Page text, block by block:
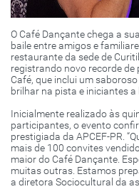
O Café Dançante chega a
baile entre amigos e
restaurante da sede de
registrando novo recorde de
Café, que inclui um
brilhar na pista e iniciantes
Inicialmente realizado às
participantes, o evento
prestigiada da APCEF-PR.
mais de 100 convites
maior do Café Dançante.
muitas outras. Estamos
a diretora Sociocultural da